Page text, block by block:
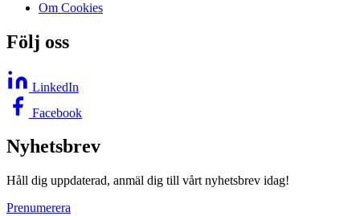
Om Cookies
Följ oss
LinkedIn
Facebook
Nyhetsbrev
Håll dig uppdaterad, anmäl dig till vårt nyhetsbrev idag!
Prenumerera